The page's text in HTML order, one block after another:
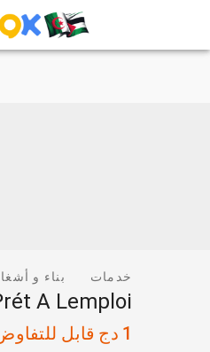
خدمات بناء و
A Lemploi
1 دج قابل